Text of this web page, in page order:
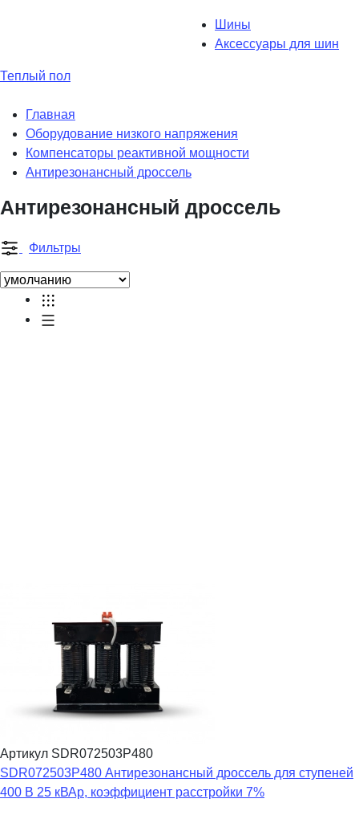
Шины
Аксессуары для шин
Теплый пол
Главная
Оборудование низкого напряжения
Компенсаторы реактивной мощности
Антирезонансный дроссель
Антирезонансный дроссель
Фильтры
Артикул SDR072503P480
SDR072503P480 Антирезонансный дроссель для ступеней
400 В 25 кВАр, коэффициент расстройки 7%